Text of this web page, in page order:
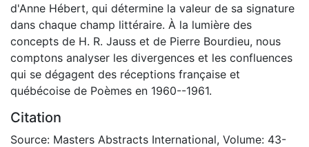
d'Anne Hébert, qui détermine la valeur de sa signature
dans chaque champ littéraire. À la lumière des
concepts de H. R. Jauss et de Pierre Bourdieu, nous
comptons analyser les divergences et les confluences
qui se dégagent des réceptions française et
québécoise de Poèmes en 1960--1961.
Citation
Source: Masters Abstracts International, Volume: 43-